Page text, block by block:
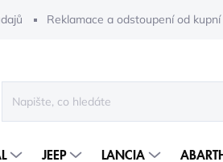
Reklamace a odstoupení od
JEEP LANCIA